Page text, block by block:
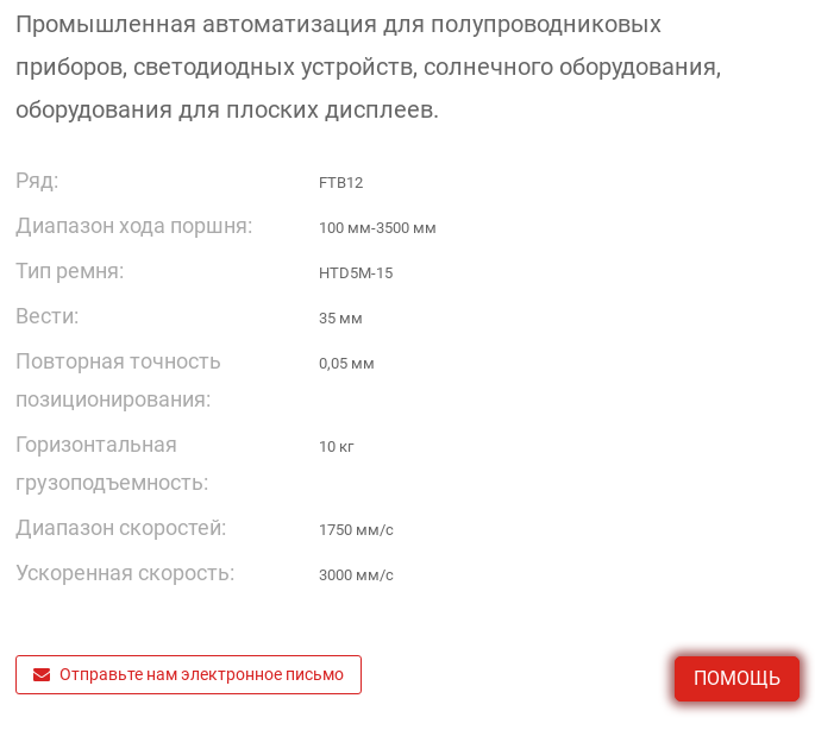
ПОМОЩЬ
Промышленная автоматизация для полупроводниковых
приборов, светодиодных устройств, солнечного оборудования,
оборудования для плоских дисплеев.
Ряд: FTB12
Диапазон хода поршня: 100 мм-3500 мм
Тип ремня: HTD5M-15
Вести: 35 мм
Повторная точность
позиционирования:
0,05 мм
Горизонтальная
грузоподъемность:
10 кг
Диапазон скоростей: 1750 мм/с
Ускоренная скорость: 3000 мм/с
Отправьте нам электронное письмо